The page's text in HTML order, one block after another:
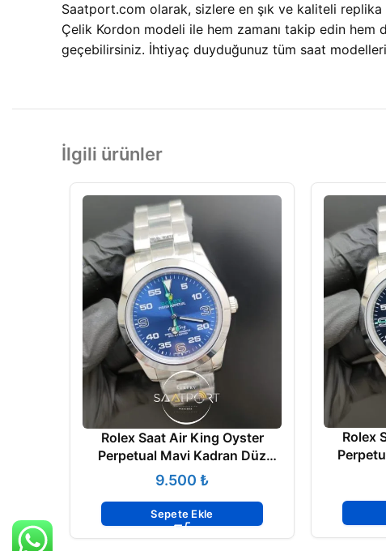
Saatport.com olarak, sizlere en şık ve kaliteli
Çelik Kordon modeli ile hem zamanı takip edin
geçebilirsiniz. İhtiyaç duyduğunuz tüm saat
İlgili ürünler
Rolex Saat Air King Oyster
Perpetual Mavi Kadran Düz
Çelik Bezel
₺
Sepete Ekle
Rolex